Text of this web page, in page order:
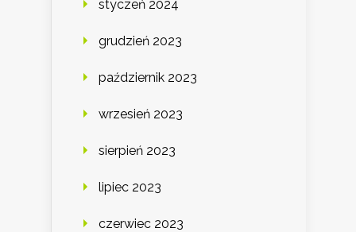
styczeń 2024
grudzień 2023
październik 2023
wrzesień 2023
sierpień 2023
lipiec 2023
czerwiec 2023